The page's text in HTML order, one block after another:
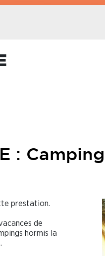
:
prestation.
de
hormis la